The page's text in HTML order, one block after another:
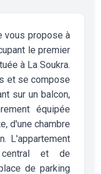
vous propose à
le premier
à La Soukra.
et se compose
sur un balcon,
équipée
d'une chambre
L'appartement
et de
de parking